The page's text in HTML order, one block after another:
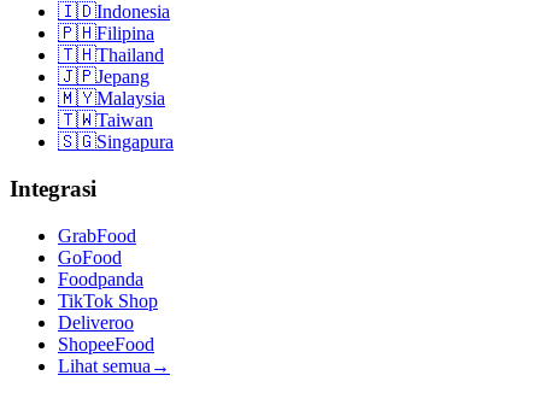
🇮🇩Indonesia
🇵🇭Filipina
🇹🇭Thailand
🇯🇵Jepang
🇲🇾Malaysia
🇹🇼Taiwan
🇸🇬Singapura
Integrasi
GrabFood
GoFood
Foodpanda
TikTok Shop
Deliveroo
ShopeeFood
Lihat semua →